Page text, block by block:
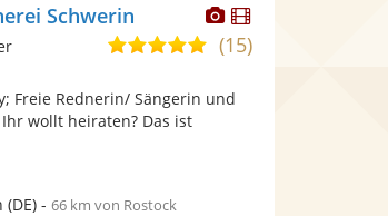
Dieser
Künstler
stellt
Fotos
bereit.
Dieser
Künstler
Schwerin
5,0
5
(15)
Freie Rednerin/ Sängerin und
wollt heiraten? Das ist
(DE)- 66 km von Rostock